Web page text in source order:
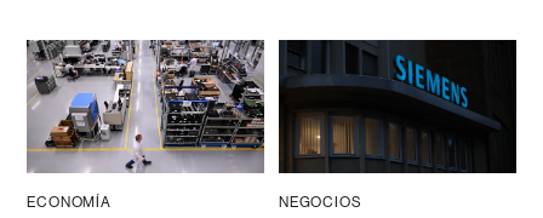
ECONOMÍA NEGOCIOS